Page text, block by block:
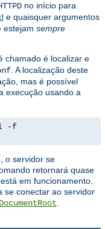
no início para
e quaisquer argumentos
estejam sempre
chamado é localizar e
. A localização deste
mas é possível
execução usando a
-f
o servidor se
retornará quase
em funcionamento.
se conectar ao servidor
DocumentRoot